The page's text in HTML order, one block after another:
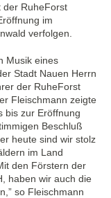
der RuheForst
im
verfolgen.
Musik eines
Stadt Nauen Herrn
der RuheForst
Fleischmann zeigte
bis zur Eröffnung
Beschluß
heute sind wir stolz
im Land
den Förstern der
haben wir auch die
so Fleischmann